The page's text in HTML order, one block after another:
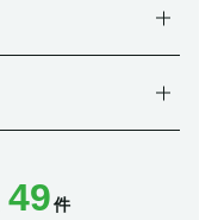
49件